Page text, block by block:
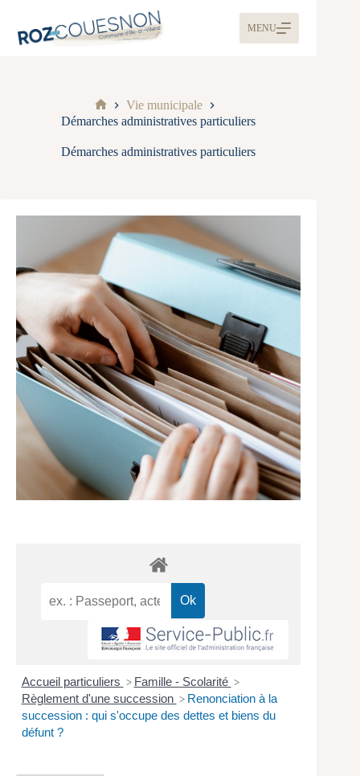
MENU
Vie municipale
Démarches administratives particuliers
Démarches administratives particuliers
Accueil particuliers > Famille - Scolarité >
Règlement d'une succession > Renonciation à la
succession : qui s'occupe des dettes et biens du
défunt ?